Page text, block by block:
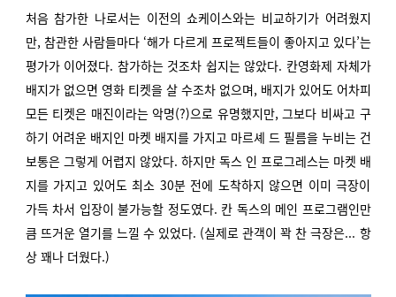
처음 참가한 나로서는 이전의 쇼케이스와는 비교하기가 어려웠지
만, 참관한 사람들마다 ‘해가 다르게 프로젝트들이 좋아지고 있다’는
평가가 이어졌다. 참가하는 것조차 쉽지는 않았다. 칸영화제 자체가
배지가 없으면 영화 티켓을 살 수조차 없으며, 배지가 있어도 어차피
모든 티켓은 매진이라는 악명(?)으로 유명했지만, 그보다 비싸고 구
하기 어려운 배지인 마켓 배지를 가지고 마르셰 드 필름을 누비는 건
보통은 그렇게 어렵지 않았다. 하지만 독스 인 프로그레스는 마켓 배
지를 가지고 있어도 최소 30분 전에 도착하지 않으면 이미 극장이
가득 차서 입장이 불가능할 정도였다. 칸 독스의 메인 프로그램인만
큼 뜨거운 열기를 느낄 수 있었다. (실제로 관객이 꽉 찬 극장은... 항
상 꽤나 더웠다.)